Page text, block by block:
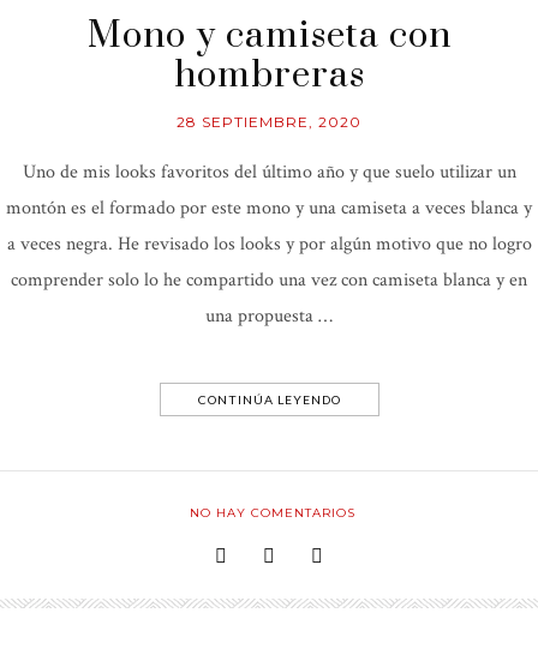
Mono y camiseta con
hombreras
28 SEPTIEMBRE, 2020
Uno de mis looks favoritos del último año y que suelo utilizar un
montón es el formado por este mono y una camiseta a veces blanca y
a veces negra. He revisado los looks y por algún motivo que no logro
comprender solo lo he compartido una vez con camiseta blanca y en
una propuesta …
CONTINÚA LEYENDO
NO HAY COMENTARIOS